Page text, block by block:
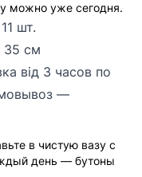
можно уже сегодня.
шт.
35 см
від 3 часов по
—
в чистую вазу с
день — бутоны